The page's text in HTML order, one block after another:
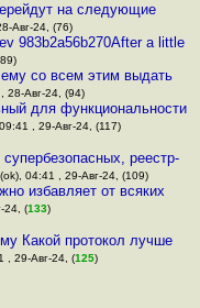
на следующие
Авг-24, (76)
983b2a56b270After a little
со всем этим выдать
28-Авг-24, (94)
для функциональности
, 29-Авг-24, (117)
реестр-
(ok), 04:41 , 29-Авг-24, (109)
избавляет от всяких
24, (133)
Какой протокол лучше
, 29-Авг-24, (125)